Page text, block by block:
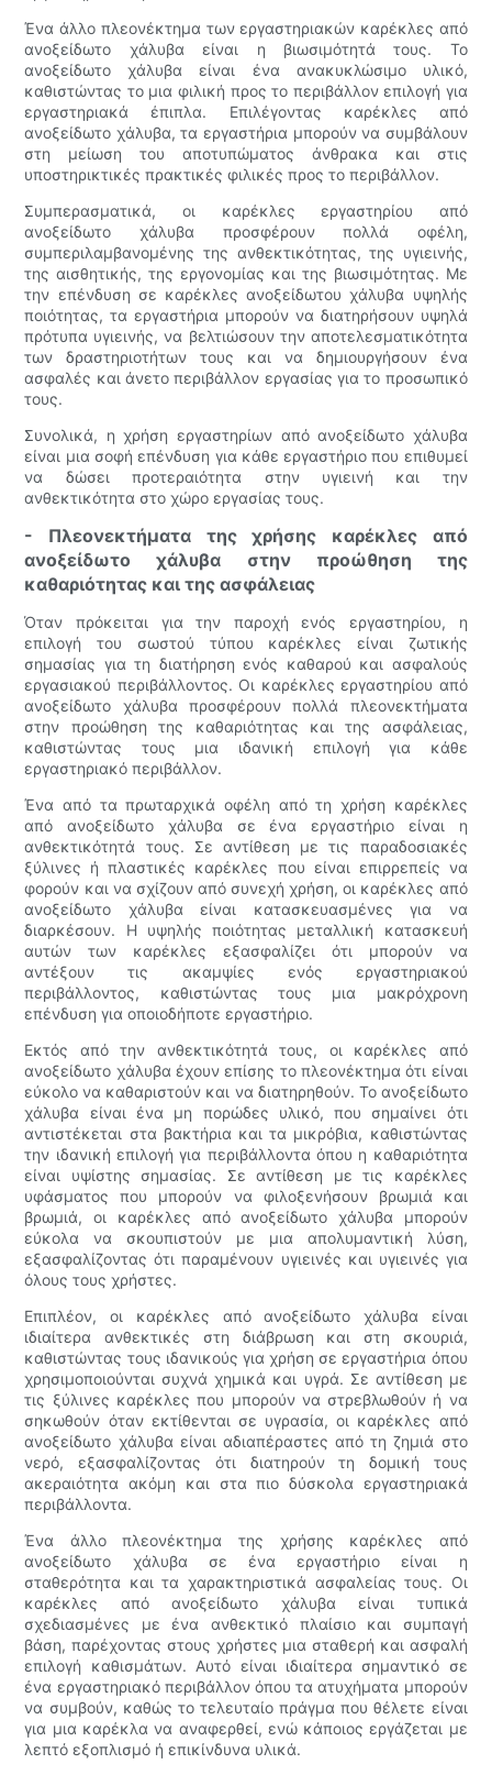
Ένα άλλο πλεονέκτημα των εργαστηριακών καρέκλες από
ανοξείδωτο χάλυβα είναι η βιωσιμότητά τους. Το
ανοξείδωτο χάλυβα είναι ένα ανακυκλώσιμο υλικό,
καθιστώντας το μια φιλική προς το περιβάλλον επιλογή για
εργαστηριακά έπιπλα. Επιλέγοντας καρέκλες από
ανοξείδωτο χάλυβα, τα εργαστήρια μπορούν να συμβάλουν
στη μείωση του αποτυπώματος άνθρακα και στις
υποστηρικτικές πρακτικές φιλικές προς το περιβάλλον.
Συμπερασματικά, οι καρέκλες εργαστηρίου από
ανοξείδωτο χάλυβα προσφέρουν πολλά οφέλη,
συμπεριλαμβανομένης της ανθεκτικότητας, της υγιεινής,
της αισθητικής, της εργονομίας και της βιωσιμότητας. Με
την επένδυση σε καρέκλες ανοξείδωτου χάλυβα υψηλής
ποιότητας, τα εργαστήρια μπορούν να διατηρήσουν υψηλά
πρότυπα υγιεινής, να βελτιώσουν την αποτελεσματικότητα
των δραστηριοτήτων τους και να δημιουργήσουν ένα
ασφαλές και άνετο περιβάλλον εργασίας για το προσωπικό
τους.
Συνολικά, η χρήση εργαστηρίων από ανοξείδωτο χάλυβα
είναι μια σοφή επένδυση για κάθε εργαστήριο που επιθυμεί
να δώσει προτεραιότητα στην υγιεινή και την
ανθεκτικότητα στο χώρο εργασίας τους.
- Πλεονεκτήματα της χρήσης καρέκλες από
ανοξείδωτο χάλυβα στην προώθηση της
καθαριότητας και της ασφάλειας
Όταν πρόκειται για την παροχή ενός εργαστηρίου, η
επιλογή του σωστού τύπου καρέκλες είναι ζωτικής
σημασίας για τη διατήρηση ενός καθαρού και ασφαλούς
εργασιακού περιβάλλοντος. Οι καρέκλες εργαστηρίου από
ανοξείδωτο χάλυβα προσφέρουν πολλά πλεονεκτήματα
στην προώθηση της καθαριότητας και της ασφάλειας,
καθιστώντας τους μια ιδανική επιλογή για κάθε
εργαστηριακό περιβάλλον.
Ένα από τα πρωταρχικά οφέλη από τη χρήση καρέκλες
από ανοξείδωτο χάλυβα σε ένα εργαστήριο είναι η
ανθεκτικότητά τους. Σε αντίθεση με τις παραδοσιακές
ξύλινες ή πλαστικές καρέκλες που είναι επιρρεπείς να
φορούν και να σχίζουν από συνεχή χρήση, οι καρέκλες από
ανοξείδωτο χάλυβα είναι κατασκευασμένες για να
διαρκέσουν. Η υψηλής ποιότητας μεταλλική κατασκευή
αυτών των καρέκλες εξασφαλίζει ότι μπορούν να
αντέξουν τις ακαμψίες ενός εργαστηριακού
περιβάλλοντος, καθιστώντας τους μια μακρόχρονη
επένδυση για οποιοδήποτε εργαστήριο.
Εκτός από την ανθεκτικότητά τους, οι καρέκλες από
ανοξείδωτο χάλυβα έχουν επίσης το πλεονέκτημα ότι είναι
εύκολο να καθαριστούν και να διατηρηθούν. Το ανοξείδωτο
χάλυβα είναι ένα μη πορώδες υλικό, που σημαίνει ότι
αντιστέκεται στα βακτήρια και τα μικρόβια, καθιστώντας
την ιδανική επιλογή για περιβάλλοντα όπου η καθαριότητα
είναι υψίστης σημασίας. Σε αντίθεση με τις καρέκλες
υφάσματος που μπορούν να φιλοξενήσουν βρωμιά και
βρωμιά, οι καρέκλες από ανοξείδωτο χάλυβα μπορούν
εύκολα να σκουπιστούν με μια απολυμαντική λύση,
εξασφαλίζοντας ότι παραμένουν υγιεινές και υγιεινές για
όλους τους χρήστες.
Επιπλέον, οι καρέκλες από ανοξείδωτο χάλυβα είναι
ιδιαίτερα ανθεκτικές στη διάβρωση και στη σκουριά,
καθιστώντας τους ιδανικούς για χρήση σε εργαστήρια όπου
χρησιμοποιούνται συχνά χημικά και υγρά. Σε αντίθεση με
τις ξύλινες καρέκλες που μπορούν να στρεβλωθούν ή να
σηκωθούν όταν εκτίθενται σε υγρασία, οι καρέκλες από
ανοξείδωτο χάλυβα είναι αδιαπέραστες από τη ζημιά στο
νερό, εξασφαλίζοντας ότι διατηρούν τη δομική τους
ακεραιότητα ακόμη και στα πιο δύσκολα εργαστηριακά
περιβάλλοντα.
Ένα άλλο πλεονέκτημα της χρήσης καρέκλες από
ανοξείδωτο χάλυβα σε ένα εργαστήριο είναι η
σταθερότητα και τα χαρακτηριστικά ασφαλείας τους. Οι
καρέκλες από ανοξείδωτο χάλυβα είναι τυπικά
σχεδιασμένες με ένα ανθεκτικό πλαίσιο και συμπαγή
βάση, παρέχοντας στους χρήστες μια σταθερή και ασφαλή
επιλογή καθισμάτων. Αυτό είναι ιδιαίτερα σημαντικό σε
ένα εργαστηριακό περιβάλλον όπου τα ατυχήματα μπορούν
να συμβούν, καθώς το τελευταίο πράγμα που θέλετε είναι
για μια καρέκλα να αναφερθεί, ενώ κάποιος εργάζεται με
λεπτό εξοπλισμό ή επικίνδυνα υλικά.